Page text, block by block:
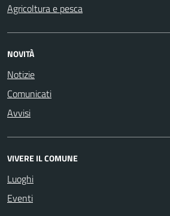
Agricoltura e pesca
NOVITÀ
Notizie
Comunicati
Avvisi
VIVERE IL COMUNE
Luoghi
Eventi